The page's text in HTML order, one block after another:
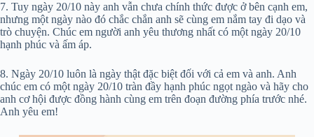
7. Tuy ngày 20/10 này anh vẫn chưa chính thức được ở bên cạnh em,
nhưng một ngày nào đó chắc chắn anh sẽ cùng em nắm tay đi dạo và
trò chuyện. Chúc em người anh yêu thương nhất có một ngày 20/10
hạnh phúc và ấm áp.
8. Ngày 20/10 luôn là ngày thật đặc biệt đối với cả em và anh. Anh
chúc em có một ngày 20/10 tràn đầy hạnh phúc ngọt ngào và hãy cho
anh cơ hội được đồng hành cùng em trên đoạn đường phía trước nhé.
Anh yêu em!